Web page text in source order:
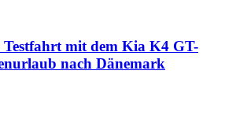
Testfahrt mit dem Kia K4 GT-
nach Dänemark